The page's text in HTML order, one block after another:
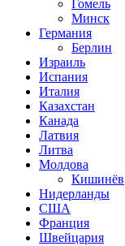
Гомель
Минск
Германия
Берлин
Израиль
Испания
Италия
Казахстан
Канада
Латвия
Литва
Молдова
Кишинёв
Нидерланды
США
Франция
Швейцария